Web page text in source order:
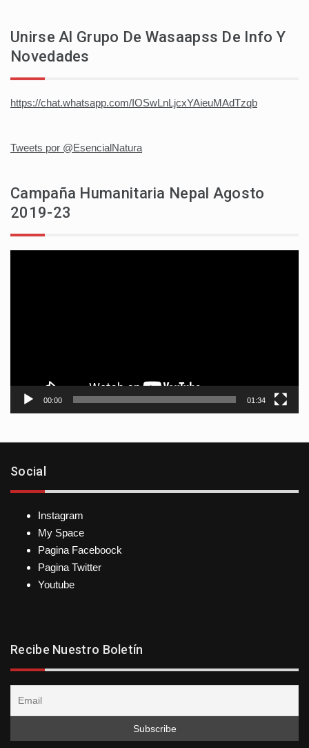
Unirse Al Grupo De Wasaapss De Info Y
Novedades
https://chat.whatsapp.com/IOSwLnLjcxYAieuMAdTzqb
Tweets por @EsencialNatura
Campaña Humanitaria Nepal Agosto
2019-23
00:00 01:34
Social
Instagram
My Space
Pagina Faceboock
Pagina Twitter
Youtube
Recibe Nuestro Boletín